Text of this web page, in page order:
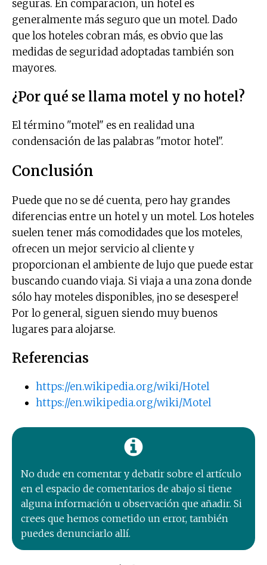
seguras. En comparación, un hotel es
generalmente más seguro que un motel. Dado
que los hoteles cobran más, es obvio que las
medidas de seguridad adoptadas también son
mayores.
¿Por qué se llama motel y no hotel?
El término "motel" es en realidad una
condensación de las palabras "motor hotel".
Conclusión
Puede que no se dé cuenta, pero hay grandes
diferencias entre un hotel y un motel. Los hoteles
suelen tener más comodidades que los moteles,
ofrecen un mejor servicio al cliente y
proporcionan el ambiente de lujo que puede estar
buscando cuando viaja. Si viaja a una zona donde
sólo hay moteles disponibles, ¡no se desespere!
Por lo general, siguen siendo muy buenos
lugares para alojarse.
Referencias
https://en.wikipedia.org/wiki/Hotel
https://en.wikipedia.org/wiki/Motel
No dude en comentar y debatir sobre el artículo
en el espacio de comentarios de abajo si tiene
alguna información u observación que añadir. Si
crees que hemos cometido un error, también
puedes denunciarlo allí.